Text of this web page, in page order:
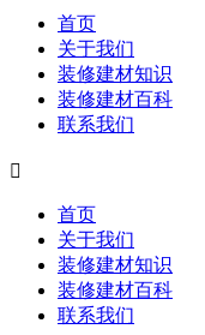
首页
关于我们
装修建材知识
装修建材百科
联系我们

首页
关于我们
装修建材知识
装修建材百科
联系我们